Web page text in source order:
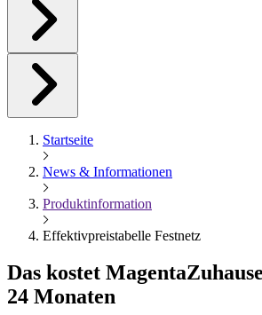
Startseite
News & Informationen
Produktinformation
Effektivpreistabelle Festnetz
Das kostet Magenta
24 Monaten